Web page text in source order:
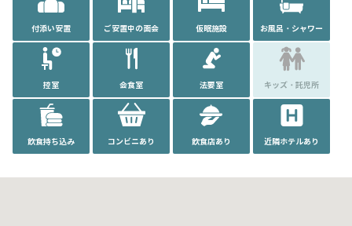
付添い安置 ご安置中の面会 仮眠施設 お風呂・シャワー
控室 会食室 法要室 キッズ・託児所
飲食持ち込み コンビニあり 飲食店あり 近隣ホテルあり